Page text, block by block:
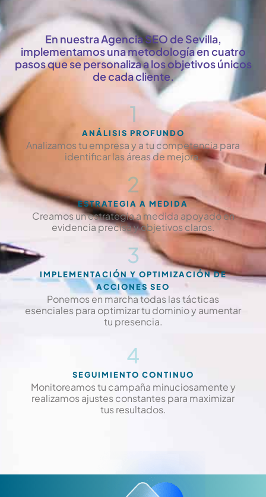
En nuestra Agencia SEO de Sevilla,
implementamos una metodología en cuatro
pasos que se personaliza a los objetivos únicos
de cada cliente.
1
ANÁLISIS PROFUNDO
Analizamos tu empresa y a tu competencia para
identificar las áreas de mejora.
2
ESTRATEGIA A MEDIDA
Creamos un estrategia a medida apoyado en
evidencia precisa y objetivos claros.
3
IMPLEMENTACIÓN Y OPTIMIZACIÓN DE
ACCIONES SEO
Ponemos en marcha todas las tácticas
esenciales para optimizar tu dominio y aumentar
tu presencia.
4
SEGUIMIENTO CONTINUO
Monitoreamos tu campaña minuciosamente y
realizamos ajustes constantes para maximizar
tus resultados.